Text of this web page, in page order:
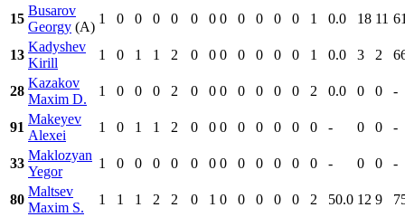
15
Busarov
Georgy (A)
1 0 0 0 0 0 0 0 0 0 0 0 1 0.0 18 11
13
Kadyshev
Kirill
1 0 1 1 2 0 0 0 0 0 0 0 1 0.0 3 2
28
Kazakov
Maxim D.
1 0 0 0 2 0 0 0 0 0 0 0 2 0.0 0 0 -
91
Makeyev
Alexei
1 0 1 1 2 0 0 0 0 0 0 0 0 - 0 0 -
33
Maklozyan
Yegor
1 0 0 0 0 0 0 0 0 0 0 0 0 - 0 0 -
80
Maltsev
Maxim S.
1 1 1 2 2 0 1 0 0 0 0 0 2 50.0 12 9